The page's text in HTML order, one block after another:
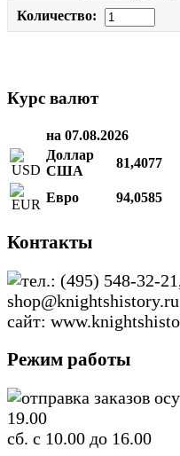
Количество:
Курс валют
на 07.08.2026
Доллар
США
81,4077
Евро 94,0585
Контакты
тел.: (495) 548-32-
shop@knightshistory.ru
сайт:
Режим работы
отправка заказов
19.00
сб. с 10.00 до 16.00